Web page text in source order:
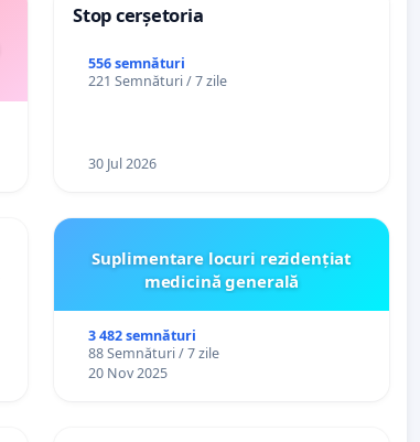
Stop cerșetoria
556 semnături
221 Semnături / 7 zile
30 Jul 2026
Suplimentare locuri rezidențiat
medicină generală
3 482 semnături
88 Semnături / 7 zile
20 Nov 2025